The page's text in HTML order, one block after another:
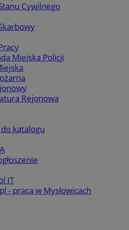
Cywilnego
Miejska Policji
Rejonowa
katalogu
IT
- praca w Mysłowicach